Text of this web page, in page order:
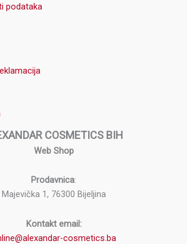
podataka
COSMETICS BIH
Web Shop
Prodavnica:
Majevička 1, 76300 Bijeljina
Kontakt email:
cosmetics.ba